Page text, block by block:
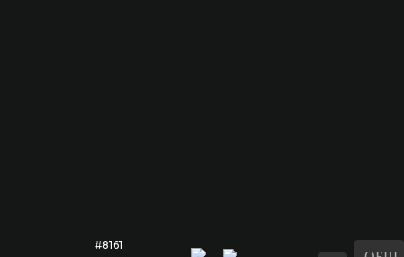
#8161